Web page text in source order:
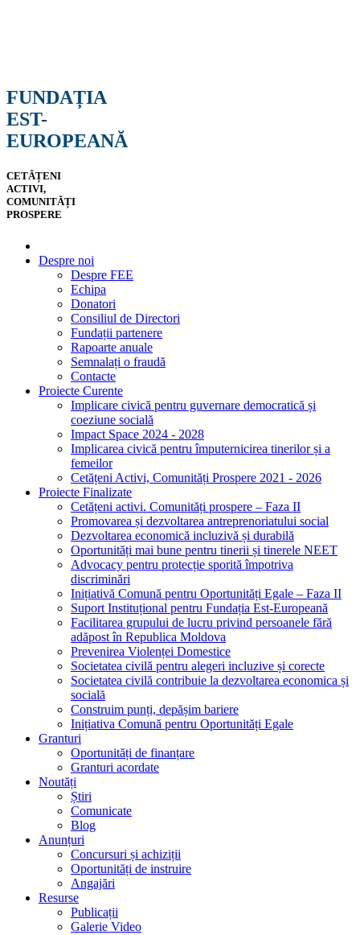
FUNDAȚIA
EST-
EUROPEANĂ
CETĂȚENI
ACTIVI,
COMUNITĂȚI
PROSPERE
Despre noi
Despre FEE
Echipa
Donatori
Consiliul de Directori
Fundații partenere
Rapoarte anuale
Semnalați o fraudă
Contacte
Proiecte Curente
Implicare civică pentru guvernare democratică și
coeziune socială
Impact Space 2024 - 2028
Implicarea civică pentru împuternicirea tinerilor și a
femeilor
Cetățeni Activi, Comunități Prospere 2021 - 2026
Proiecte Finalizate
Cetățeni activi. Comunități prospere – Faza II
Promovarea și dezvoltarea antreprenoriatului social
Dezvoltarea economică incluzivă și durabilă
Oportunități mai bune pentru tinerii și tinerele NEET
Advocacy pentru protecție sporită împotriva
discriminări
Inițiativă Comună pentru Oportunități Egale – Faza II
Suport Instituțional pentru Fundația Est-Europeană
Facilitarea grupului de lucru privind persoanele fără
adăpost în Republica Moldova
Prevenirea Violenței Domestice
Societatea civilă pentru alegeri incluzive și corecte
Societatea civilă contribuie la dezvoltarea economica și
socială
Construim punți, depășim bariere
Inițiativa Comună pentru Oportunități Egale
Granturi
Oportunități de finanțare
Granturi acordate
Noutăți
Știri
Comunicate
Blog
Anunțuri
Concursuri și achiziții
Oportunități de instruire
Angajări
Resurse
Publicații
Galerie Video